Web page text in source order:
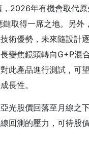
2026年有機會取代
鏈取得一席之地。另外
術優勢，未來隨設計
變焦鏡頭轉向G+P混
此產品進行測試，可
長性。
光股價回落至月線之
回測的壓力，可待股